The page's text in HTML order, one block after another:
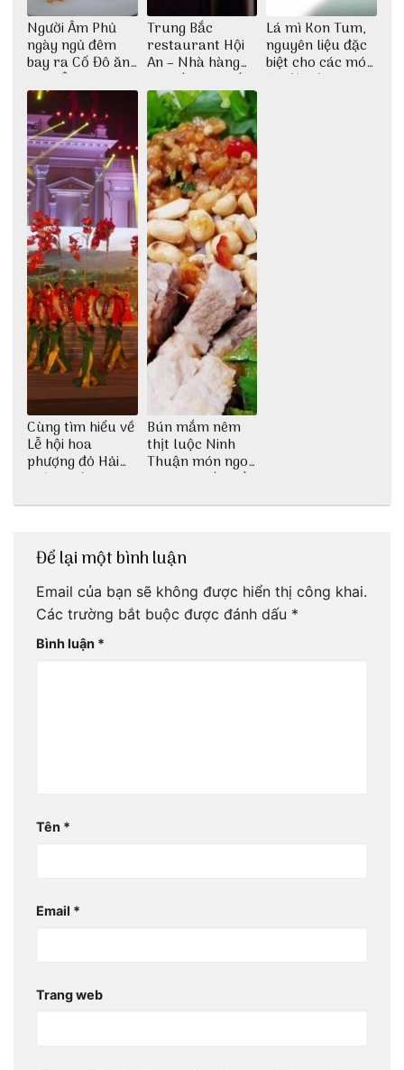
Người Âm Phủ
ngày ngủ đêm
bay ra Cố Đô ăn
Cơm Âm Phủ
Huế
Trung Bắc
restaurant Hội
An – Nhà hàng
cao lầu có thiết
kế vô cùng ấn
tượng giữa lòng
phố Hội
Lá mì Kon Tum,
nguyên liệu đặc
biệt cho các món
ăn độc đáo
Cùng tìm hiểu về
Lễ hội hoa
phượng đỏ Hải
Phòng với 3vi.vn
Bún mắm nêm
thịt luộc Ninh
Thuận món ngon
dân dã miền biển
Để lại một bình luận
Email của bạn sẽ không được hiển thị công khai.
Các trường bắt buộc được đánh dấu *
Bình luận *
Tên *
Email *
Trang web